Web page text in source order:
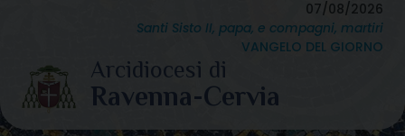
content
07/08/2026
Santi Sisto II, papa, e compagni, martiri
VANGELO DEL GIORNO